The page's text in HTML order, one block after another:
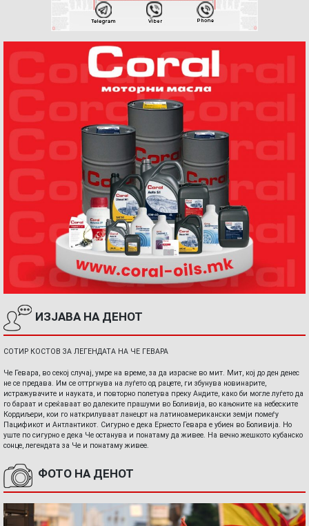
ИЗЈАВА НА ДЕНОТ
СОТИР КОСТОВ ЗА ЛЕГЕНДАТА НА ЧЕ ГЕВАРА
Че Гевара, во секој случај, умре на време, за да израсне во мит. Мит, кој до ден денес
не се предава. Им се оттргнува на луѓето од рацете, ги збунува новинарите,
истражувачите и науката, и повторно полетува преку Андите, како би могле луѓето да
го бараат и среќаваат во далеките прашуми во Боливија, во кањоните на небеските
Кордиљери, кои го наткрилуваат ланецот на латиноамерикански земји помеѓу
Пацификот и Антлантикот. Сигурно е дека Ернесто Гевара е убиен во Боливија. Но
уште по сигурно е дека Че останува и понатаму да живее. На вечно жешкото кубанско
сонце, легендата за Че и понатаму живее.
ФОТО НА ДЕНОТ